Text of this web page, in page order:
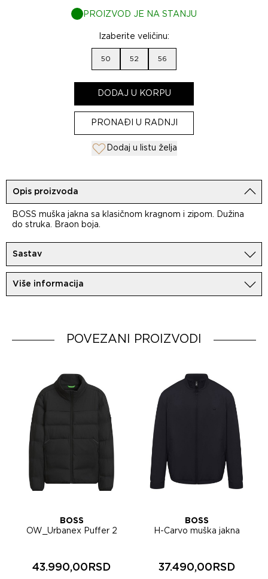
PROIZVOD JE NA STANJU
Izaberite veličinu:
50 52 56
DODAJ U KORPU
PRONAĐI U RADNJI
Dodaj u listu želja
Opis proizvoda
BOSS muška jakna sa klasičnom kragnom i zipom. Dužina
do struka. Braon boja.
Sastav
Više informacija
POVEZANI PROIZVODI
BOSS
OW_Urbanex Puffer 2
43.990,00RSD
BOSS
H-Carvo muška jakna
37.490,00RSD